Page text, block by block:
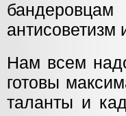
антисоветизм
Нам всем
готовы
таланты и